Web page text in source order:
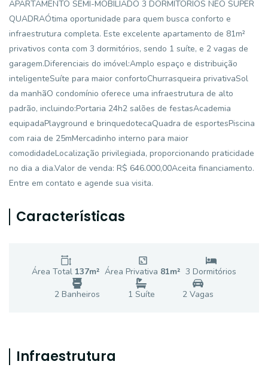
APARTAMENTO SEMI-MOBILIADO 3 DORMITÓRIOS NEO SUPER
QUADRAÓtima oportunidade para quem busca conforto e
infraestrutura completa. Este excelente apartamento de 81m²
privativos conta com 3 dormitórios, sendo 1 suíte, e 2 vagas de
garagem.Diferenciais do imóvel:Amplo espaço e distribuição
inteligenteSuíte para maior confortoChurrasqueira privativaSol
da manhãO condomínio oferece uma infraestrutura de alto
padrão, incluindo:Portaria 24h2 salões de festasAcademia
equipadaPlayground e brinquedotecaQuadra de esportesPiscina
com raia de 25mMercadinho interno para maior
comodidadeLocalização privilegiada, proporcionando praticidade
no dia a dia.Valor de venda: R$ 646.000,00Aceita financiamento.
Entre em contato e agende sua visita.
Características
Área Total 137m² Área Privativa 81m² 3 Dormitórios
2 Banheiros 1 Suíte 2Vagas
Infraestrutura